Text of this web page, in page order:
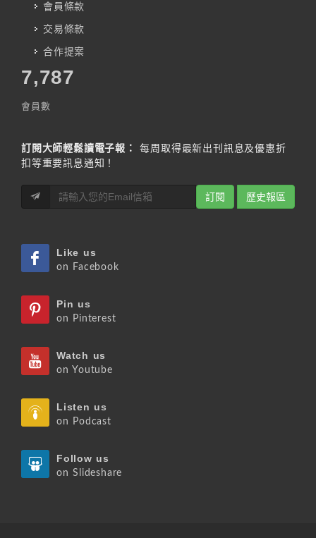
會員條款
交易條款
合作提案
7,787
會員數
訂閱大師輕鬆讀電子報：
每周取得最新出刊訊息及優惠折
扣等重要訊息通知！
訂閱 歷史報區
Like us
on Facebook
Pin us
on Pinterest
Watch us
on Youtube
Listen us
on Podcast
Follow us
on Slideshare